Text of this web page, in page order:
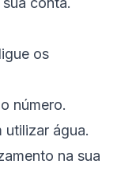
os
número.
utilizar água.
na sua